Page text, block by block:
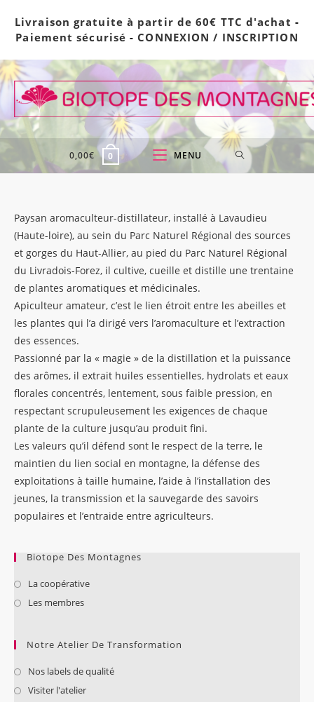
content
Livraison gratuite à partir de 60€ TTC d'achat -
Paiement sécurisé - CONNEXION / INSCRIPTION
0,00€ 0 MENU
Paysan aromaculteur-distillateur, installé à Lavaudieu
(Haute-loire), au sein du Parc Naturel Régional des sources
et gorges du Haut-Allier, au pied du Parc Naturel Régional
du Livradois-Forez, il cultive, cueille et distille une trentaine
de plantes aromatiques et médicinales.
Apiculteur amateur, c’est le lien étroit entre les abeilles et
les plantes qui l’a dirigé vers l’aromaculture et l’extraction
des essences.
Passionné par la « magie » de la distillation et la puissance
des arômes, il extrait huiles essentielles, hydrolats et eaux
florales concentrés, lentement, sous faible pression, en
respectant scrupuleusement les exigences de chaque
plante de la culture jusqu’au produit fini.
Les valeurs qu’il défend sont le respect de la terre, le
maintien du lien social en montagne, la défense des
exploitations à taille humaine, l’aide à l’installation des
jeunes, la transmission et la sauvegarde des savoirs
populaires et l’entraide entre agriculteurs.
Biotope Des Montagnes
La coopérative
Les membres
Notre Atelier De Transformation
Nos labels de qualité
Visiter l'atelier